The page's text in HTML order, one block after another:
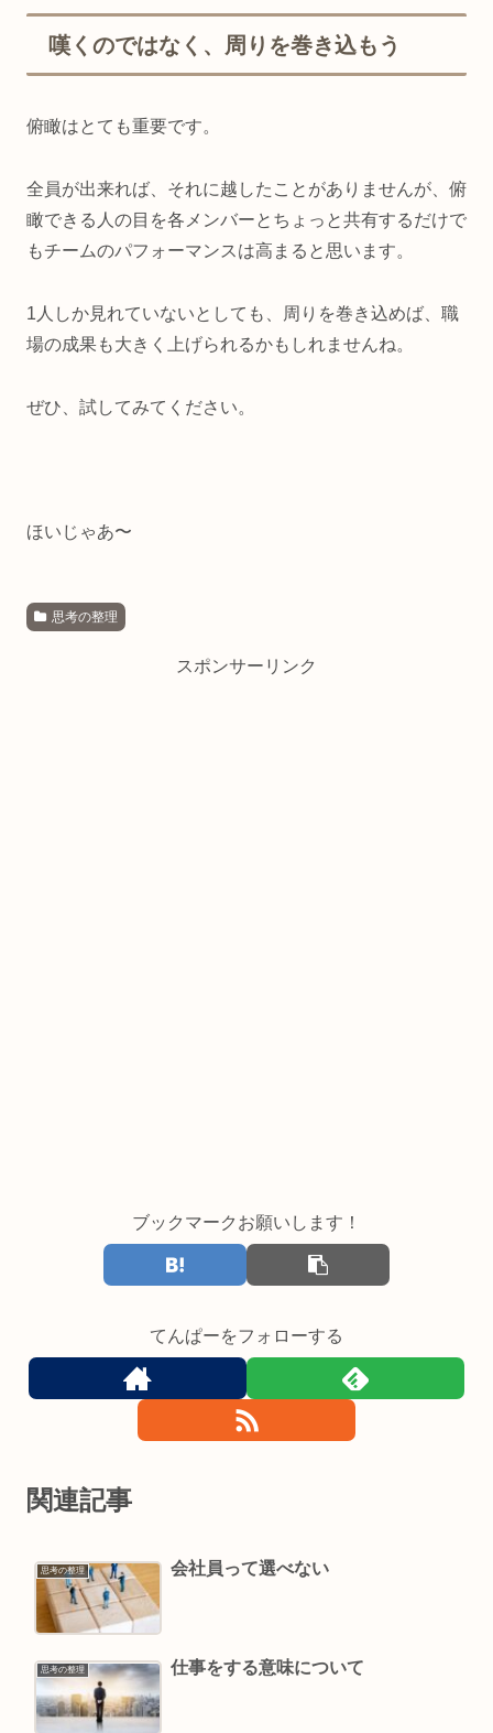
嘆くのではなく、周りを巻き込もう
俯瞰はとても重要です。
全員が出来れば、それに越したことがありませんが、俯
瞰できる人の目を各メンバーとちょっと共有するだけで
もチームのパフォーマンスは高まると思います。
1人しか見れていないとしても、周りを巻き込めば、職
場の成果も大きく上げられるかもしれませんね。
ぜひ、試してみてください。
ほいじゃあ〜
思考の整理
スポンサーリンク
ブックマークお願いします！
てんぱーをフォローする
関連記事
思考の整理 会社員って選べない
思考の整理 仕事をする意味について